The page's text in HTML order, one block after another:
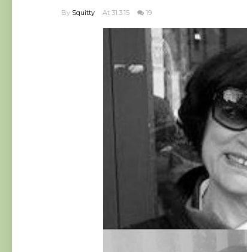
By Squitty At 31.3.15 19